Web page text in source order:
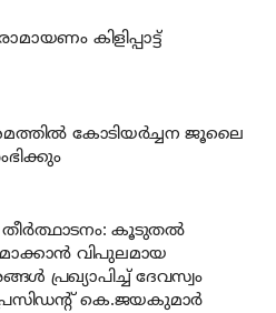
കിളിപ്പാട്ട്
കോടിയര്‍ച്ചന ജൂലൈ
കൂടുതല്‍
വിപുലമായ
പ്രഖ്യാപിച്ച് ദേവസ്വം
കെ.ജയകുമാര്‍